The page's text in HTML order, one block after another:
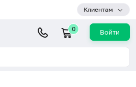
Клиентам
0 Войти